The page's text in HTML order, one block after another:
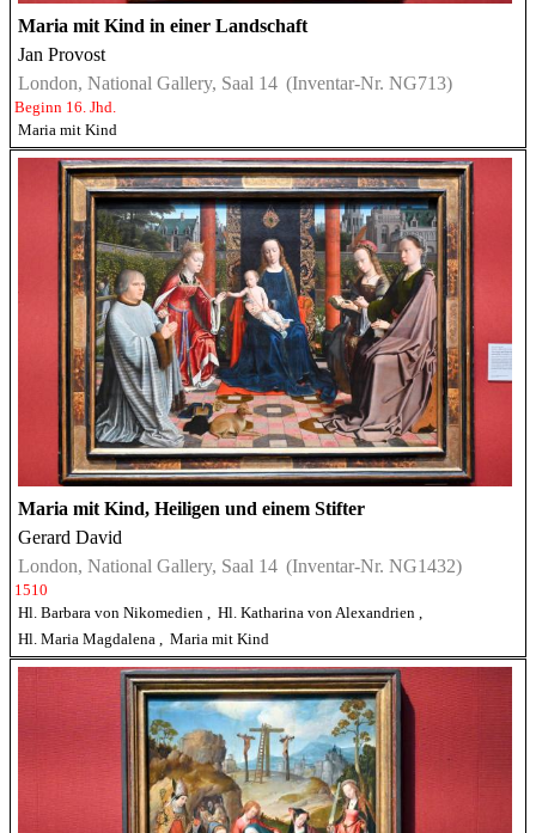
Maria mit Kind in einer Landschaft
Jan Provost
London, National Gallery, Saal 14 (Inventar-Nr. NG713)
Beginn 16. Jhd.
Maria mit Kind
Maria mit Kind, Heiligen und einem Stifter
Gerard David
London, National Gallery, Saal 14 (Inventar-Nr. NG1432)
1510
Hl. Barbara von Nikomedien
Hl. Katharina von Alexandrien
Hl. Maria Magdalena
Maria mit Kind